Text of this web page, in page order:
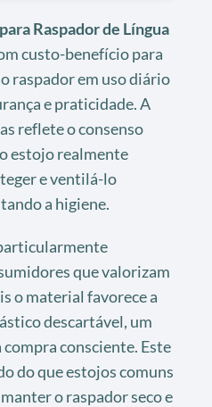
Raspador de Língua
custo-benefício para
raspador em uso diário
e praticidade. A
reflete o consenso
estojo realmente
e ventilá-lo
a higiene.
que valorizam
o material favorece a
descartável, um
consciente. Este
do que estojos comuns
o raspador seco e